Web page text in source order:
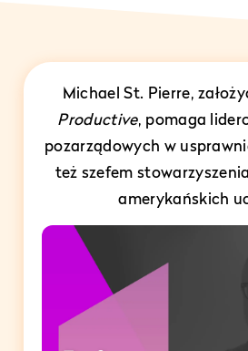
Michael St. Pierre,
Productive, pomaga
pozarządowych w
też szefem
amerykańskich